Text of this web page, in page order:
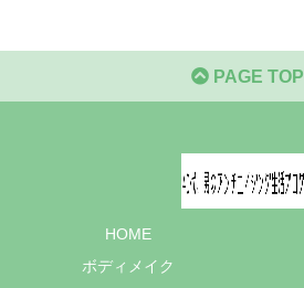
PAGE TOP
HOME
ボディメイク